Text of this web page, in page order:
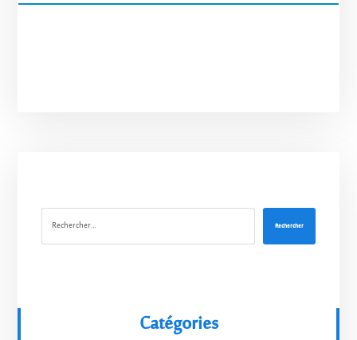
Rechercher
Catégories